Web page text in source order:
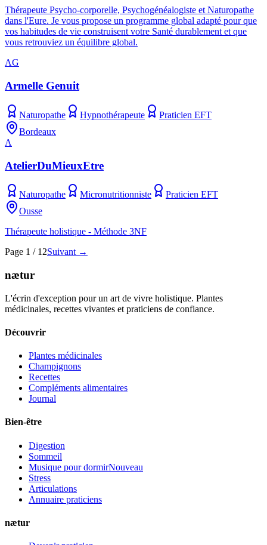
Thérapeute Psycho-corporelle, Psychogénéalogiste et Naturopathe
dans l'Eure. Je vous propose un programme global adapté pour que
vos habitudes de vie construisent votre Santé durablement et que
vous retrouviez un équilibre global.
AG
Armelle Genuit
Naturopathe Hypnothérapeute
Praticien EFT
Bordeaux
A
AtelierDuMieuxEtre
Naturopathe Micronutritionniste
Praticien EFT
Ousse
Thérapeute holistique - Méthode 3NF
Page 1 / 12Suivant →
nætur
L'écrin d'exception pour un art de vivre holistique. Plantes
médicinales, recettes vivantes et praticiens de confiance.
Découvrir
Plantes médicinales
Champignons
Recettes
Compléments alimentaires
Journal
Bien-être
Digestion
Sommeil
Musique pour dormirNouveau
Stress
Articulations
Annuaire praticiens
nætur